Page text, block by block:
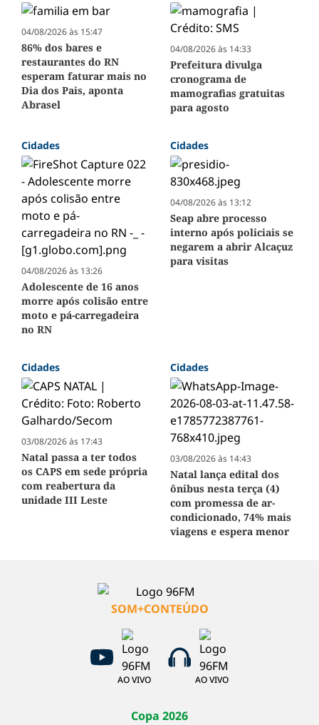
04/08/2026 às 15:47
86% dos bares e
restaurantes do RN
esperam faturar mais no
Dia dos Pais, aponta
Abrasel
04/08/2026 às 14:33
Prefeitura divulga
cronograma de
mamografias gratuitas
para agosto
Cidades
04/08/2026 às 13:26
Adolescente de 16 anos
morre após colisão entre
moto e pá-carregadeira
no RN
Cidades
04/08/2026 às 13:12
Seap abre processo
interno após policiais se
negarem a abrir Alcaçuz
para visitas
Cidades
03/08/2026 às 17:43
Natal passa a ter todos
os CAPS em sede própria
com reabertura da
unidade III Leste
Cidades
03/08/2026 às 14:43
Natal lança edital dos
ônibus nesta terça (4)
com promessa de ar-
condicionado, 74% mais
viagens e espera menor
SOM+CONTEÚDO
AO VIVO AO VIVO
Copa 2026